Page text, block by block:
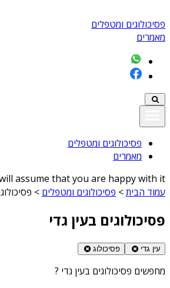
פסיכולוגים ומטפלים
מאמרים
פסיכולוגים ומטפלים
מאמרים
assume that you are happy with it
עמוד הבית> פסיכולוגים ומטפלים >
פסיכולוגים בעין גדי
עין גדי פסיכולוג
מחפשים פסיכולוגים בעין גדי ?